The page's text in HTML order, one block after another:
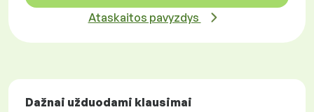
Ataskaitos pavyzdys
Dažnai užduodami klausimai